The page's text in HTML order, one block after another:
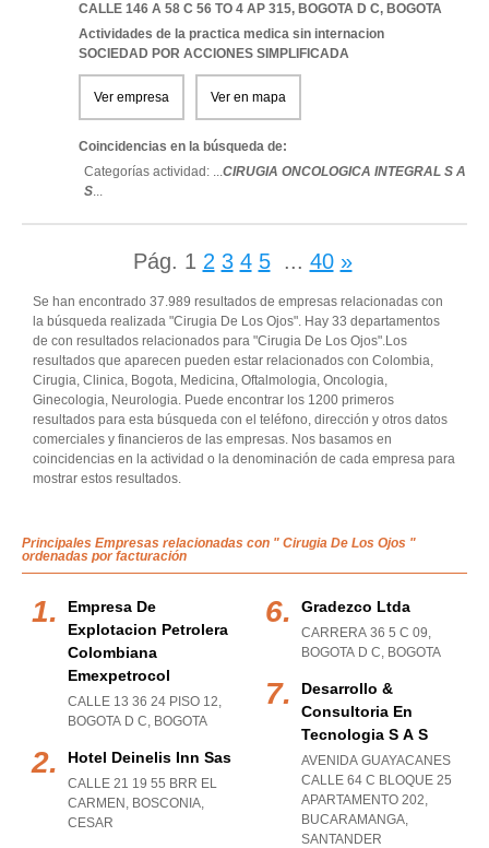
CALLE 146 A 58 C 56 TO 4 AP 315, BOGOTA D C, BOGOTA
Actividades de la practica medica sin internacion
SOCIEDAD POR ACCIONES SIMPLIFICADA
Ver empresa Ver en mapa
Coincidencias en la búsqueda de:
Categorías actividad: ...CIRUGIA ONCOLOGICA INTEGRAL S A
S...
Pág. 1 2 3 4 5 ... 40 »
Se han encontrado 37.989 resultados de empresas relacionadas con
la búsqueda realizada "Cirugia De Los Ojos". Hay 33 departamentos
de con resultados relacionados para "Cirugia De Los Ojos".Los
resultados que aparecen pueden estar relacionados con Colombia,
Cirugia, Clinica, Bogota, Medicina, Oftalmologia, Oncologia,
Ginecologia, Neurologia. Puede encontrar los 1200 primeros
resultados para esta búsqueda con el teléfono, dirección y otros datos
comerciales y financieros de las empresas. Nos basamos en
coincidencias en la actividad o la denominación de cada empresa para
mostrar estos resultados.
Principales Empresas relacionadas con " Cirugia De Los Ojos "
ordenadas por facturación
Empresa De
Explotacion Petrolera
Colombiana
Emexpetrocol
CALLE 13 36 24 PISO 12,
BOGOTA D C, BOGOTA
Hotel Deinelis Inn Sas
CALLE 21 19 55 BRR EL
CARMEN , BOSCONIA,
CESAR
Gradezco Ltda
CARRERA 36 5 C 09,
BOGOTA D C, BOGOTA
Desarrollo &
Consultoria En
Tecnologia S A S
AVENIDA GUAYACANES
CALLE 64 C BLOQUE 25
APARTAMENTO 202,
BUCARAMANGA,
SANTANDER